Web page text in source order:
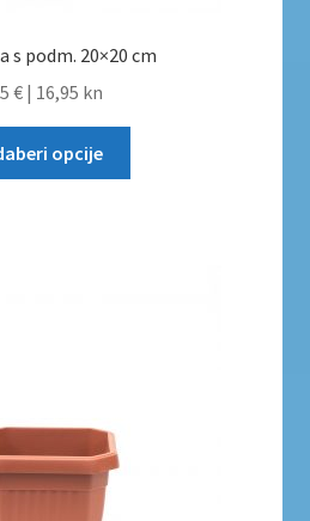
s podm. 20×20 cm
€ | 16,95 kn
opcije